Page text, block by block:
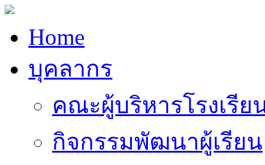
Home
บุคลากร
คณะผู้บริหารโรงเรีย
กิจกรรมพัฒนาผู้เรียน